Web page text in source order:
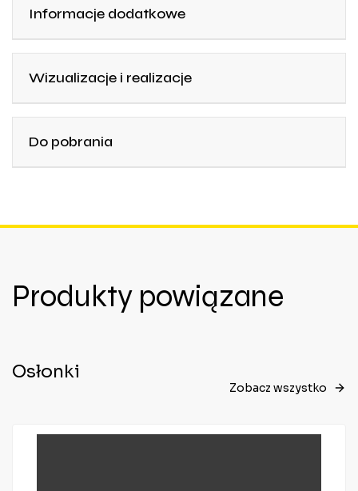
Informacje dodatkowe
Wizualizacje i realizacje
Do pobrania
Produkty powiązane
Osłonki
Zobacz wszystko